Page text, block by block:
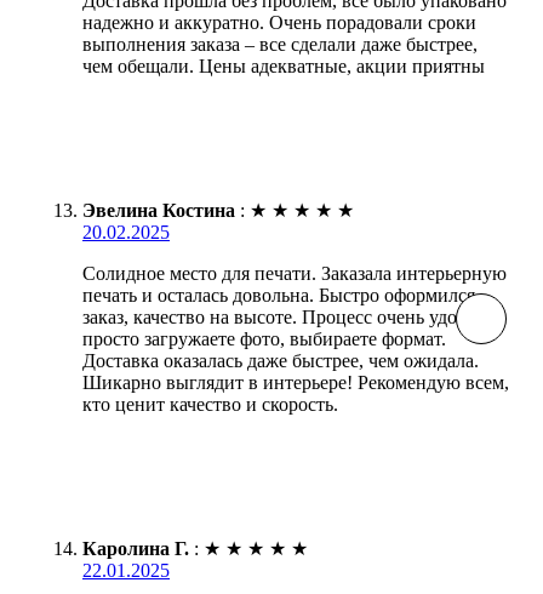
надежно и аккуратно. Очень порадовали сроки
выполнения заказа – все сделали даже быстрее,
чем обещали. Цены адекватные, акции приятны
Эвелина Костина : ★ ★ ★ ★ ★
20.02.2025
Солидное место для печати. Заказала интерьерную
печать и осталась довольна. Быстро оформился
заказ, качество на высоте. Процесс очень удобный:
просто загружаете фото, выбираете формат.
Доставка оказалась даже быстрее, чем ожидала.
Шикарно выглядит в интерьере! Рекомендую всем,
кто ценит качество и скорость.
Каролина Г. : ★ ★ ★ ★ ★
22.01.2025